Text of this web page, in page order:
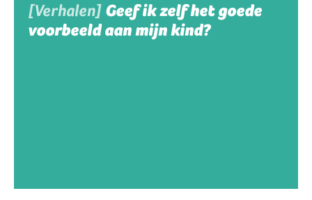
[Verhalen] Geef ik zelf het goede
voorbeeld aan mijn kind?